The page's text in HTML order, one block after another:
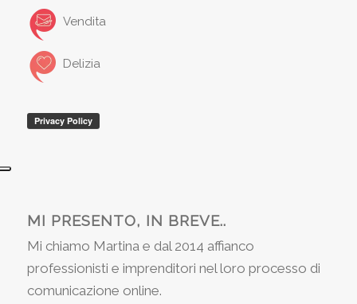
Vendita
Delizia
MI PRESENTO, IN BREVE..
Mi chiamo Martina e dal 2014 affianco
professionisti e imprenditori nel loro processo di
comunicazione online.